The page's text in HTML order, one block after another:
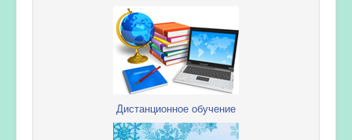
Дистанционное обучение